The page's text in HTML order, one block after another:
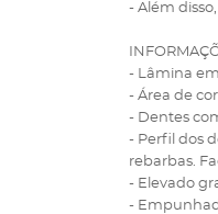
- Além
- Lâmina
- Área de
- Dentes
- Perfil dos
rebarbas.
- Elevado
-